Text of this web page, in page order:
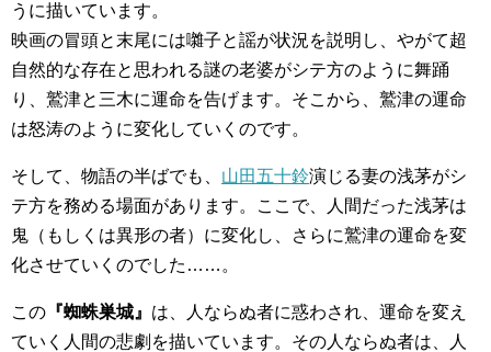
うに描いています。
映画の冒頭と末尾には囃子と謡が状況を説明し、やがて超
自然的な存在と思われる謎の老婆がシテ方のように舞踊
り、鷲津と三木に運命を告げます。そこから、鷲津の運命
は怒涛のように変化していくのです。
そして、物語の半ばでも、 山田五十鈴演じる妻の浅茅がシ
テ方を務める場面があります。ここで、人間だった浅茅は
鬼（もしくは異形の者）に変化し、さらに鷲津の運命を変
化させていくのでした……。
この 『蜘蛛巣城』 は、人ならぬ者に惑わされ、運命を変え
ていく人間の悲劇を描いています。その人ならぬ者は、人